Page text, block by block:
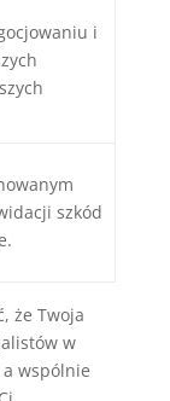
i
szkód
że Twoja
w
wspólnie